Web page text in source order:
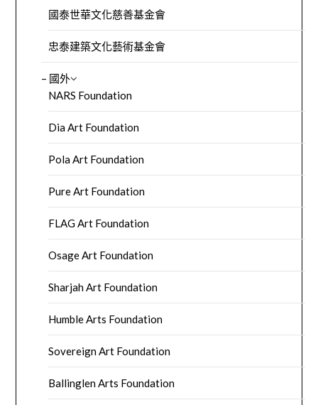
國泰世華文化慈善基金會
忠泰建築文化藝術基金會
– 國外
NARS Foundation
Dia Art Foundation
Pola Art Foundation
Pure Art Foundation
FLAG Art Foundation
Osage Art Foundation
Sharjah Art Foundation
Humble Arts Foundation
Sovereign Art Foundation
Ballinglen Arts Foundation